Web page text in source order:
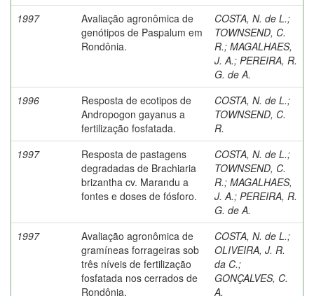
1997
Avaliação agronômica de
genótipos de Paspalum em
Rondônia.
COSTA, N. de L.;
TOWNSEND, C.
R.; MAGALHAES,
J. A.; PEREIRA, R.
G. de A.
1996
Resposta de ecotipos de
Andropogon gayanus a
fertilização fosfatada.
COSTA, N. de L.;
TOWNSEND, C.
R.
1997
Resposta de pastagens
degradadas de Brachiaria
brizantha cv. Marandu a
fontes e doses de fósforo.
COSTA, N. de L.;
TOWNSEND, C.
R.; MAGALHAES,
J. A.; PEREIRA, R.
G. de A.
1997
Avaliação agronômica de
gramíneas forrageiras sob
três níveis de fertilização
fosfatada nos cerrados de
Rondônia.
COSTA, N. de L.;
OLIVEIRA, J. R.
da C.;
GONÇALVES, C.
A.